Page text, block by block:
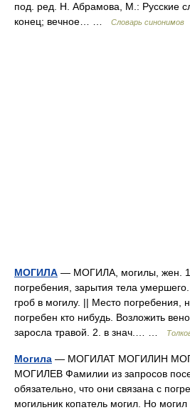
под. ред. Н. Абрамова, М.: Русские
конец; вечное… …
Словарь синонимов
МОГИЛА — МОГИЛА, могилы, жен.
погребения, зарытия тела
гроб в могилу. || Место погребения,
погребен кто нибудь. Возложить
заросла травой. 2. в знач.… …
Могила — МОГИЛАТ МОГИЛИН
МОГИЛЕВ Фамилии из запросов
обязательно, что они связана с
могильник копатель могил. Но